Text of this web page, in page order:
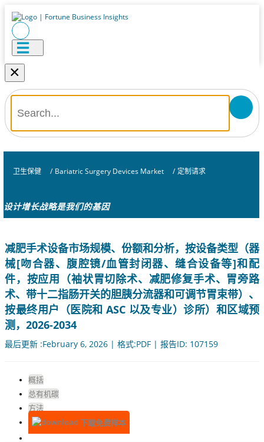
×
卫生保健 / Bariatric Surgery Devices Market / 定制请求
设计增长战略是我们的基因
减肥手术设备市场规模、份额和分析，按设备类型（器
械[吻合器、腹腔镜/血管封闭器、缝合设备等]和配
件，按应用（袖状胃切除术、减肥修复手术、胃旁路
术、带十二指肠开关的胆胰分流器和可调节胃束带）、
按最终用户（医院和 ASC 以及专业）诊所）和区域预
测，2026-2034
最后更新 :February 6, 2026 | 格式:PDF | 报告ID: 107159
概括
总有机碳
方法
下载免费样本